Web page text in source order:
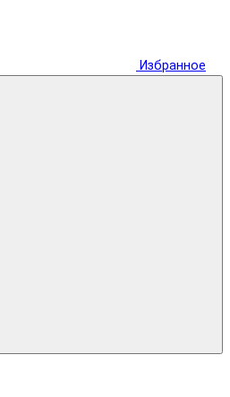
Избранное